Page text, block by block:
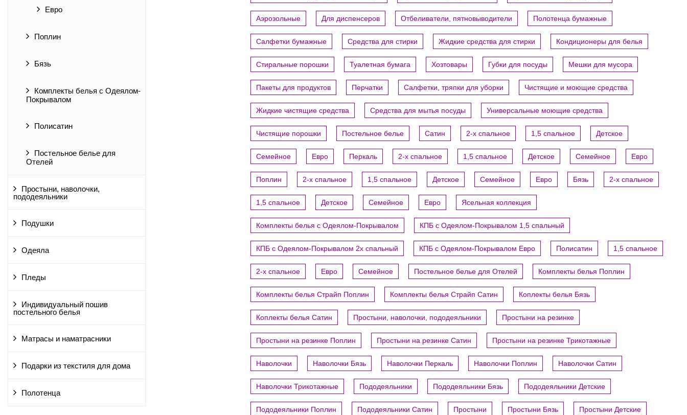
Евро
Поплин
Бязь
Комплекты белья с Одеялом-
Покрывалом
Полисатин
Постельное белье для
Отелей
Простыни, наволочки,
пододеяльники
Подушки
Одеяла
Пледы
Индивидуальный пошив
постельного белья
Матрасы и наматрасники
Подарки из текстиля для дома
Полотенца
Аэрозольные Для диспенсеров Отбеливатели, пятновыводители Полотенца бумажные
Салфетки бумажные Средства для стирки Жидкие средства для стирки Кондиционеры для белья
Стиральные порошки Туалетная бумага Хозтовары Губки для посуды Мешки для мусора
Пакеты для продуктов Перчатки Салфетки, тряпки для уборки Чистящие и моющие средства
Жидкие чистящие средства Средства для мытья посуды Универсальные моющие средства
Чистящие порошки Постельное белье Сатин 2-х спальное 1,5 спальное Детское
Семейное Евро Перкаль 2-х спальное 1,5 спальное Детское Семейное Евро
Поплин 2-х спальное 1,5 спальное Детское Семейное Евро Бязь 2-х спальное
1,5 спальное Детское Семейное Евро Ясельная коллекция
Комплекты белья с Одеялом-Покрывалом КПБ с Одеялом-Покрывалом 1,5 спальный
КПБ с Одеялом-Покрывалом 2х спальный КПБ с Одеялом-Покрывалом Евро Полисатин 1,5 спальное
2-х спальное Евро Семейное Постельное белье для Отелей Комплекты белья Поплин
Комплекты белья Страйп Поплин Комплекты белья Страйп Сатин Коплекты белья Бязь
Коплекты белья Сатин Простыни, наволочки, пододеяльники Простыни на резинке
Простыни на резинке Поплин Простыни на резинке Сатин Простыни на резинке Трикотажные
Наволочки Наволочки Бязь Наволочки Перкаль Наволочки Поплин Наволочки Сатин
Наволочки Трикотажные Пододеяльники Пододеяльники Бязь Пододеяльники Детские
Пододеяльники Поплин Пододеяльники Сатин Простыни Простыни Бязь Простыни Детские